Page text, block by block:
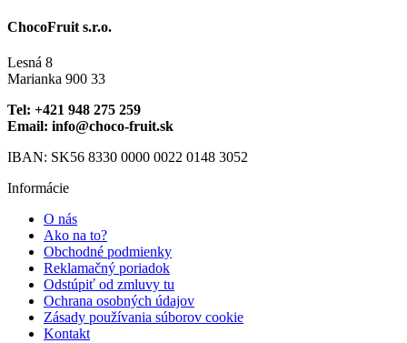
ChocoFruit s.r.o.
Lesná 8
Marianka 900 33
Tel: +421 948 275 259
Email: info@choco-fruit.sk
IBAN: SK56 8330 0000 0022 0148 3052
Informácie
O nás
Ako na to?
Obchodné podmienky
Reklamačný poriadok
Odstúpiť od zmluvy tu
Ochrana osobných údajov
Zásady používania súborov cookie
Kontakt